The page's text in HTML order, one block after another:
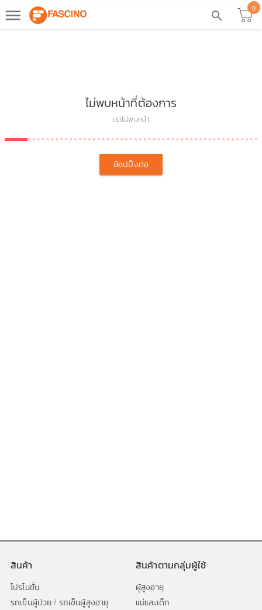
dehaze search
0
ไม่พบหน้าที่ต้องการ
เราไม่พบหน้า
ช้อปปิ้งต่อ
สินค้า
โปรโมชั่น
รถเข็นผู้ป่วย / รถเข็นผู้สูงอายุ
สินค้าตามกลุ่มผู้ใช้
ผู้สูงอายุ
แม่และเด็ก